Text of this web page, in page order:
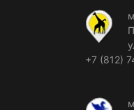
+7 (812)